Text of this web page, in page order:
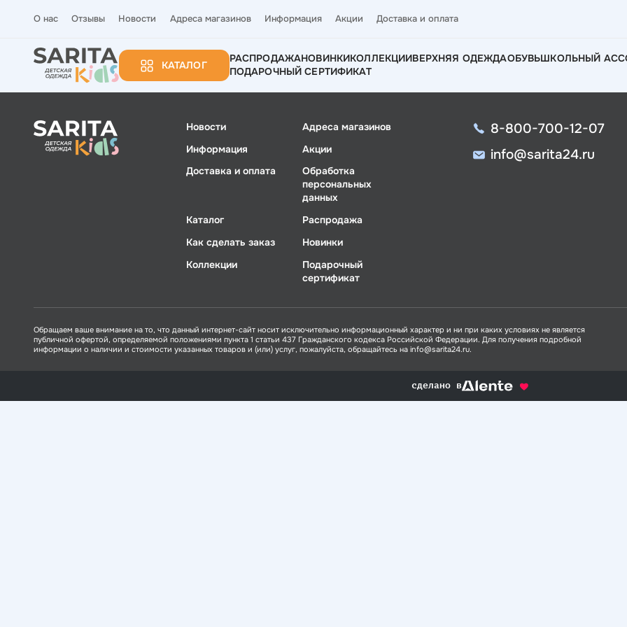
О нас Отзывы Новости Адреса магазинов Информация Акции Доставка и оплата
КАТАЛОГ
РАСПРОДАЖАНОВИНКИКОЛЛЕКЦИИВЕРХНЯЯ ОДЕЖДАОБУВЬШКОЛЬНЫЙ
ПОДАРОЧНЫЙ СЕРТИФИКАТ
Новости
Адреса магазинов
Информация
Акции
Доставка и оплата
Обработка
персональных
данных
Каталог
Распродажа
Как сделать заказ
Новинки
Коллекции
Подарочный
сертификат
8-800-700-12-07
info@sarita24.ru
Обращаем ваше внимание на то, что данный интернет-сайт носит исключительно информационный характер и ни при каких условиях не является
публичной офертой, определяемой положениями пункта 1 статьи 437 Гражданского кодекса Российской Федерации. Для получения подробной
информации о наличии и стоимости указанных товаров и (или) услуг, пожалуйста, обращайтесь на info@sarita24.ru.
сделано в alente